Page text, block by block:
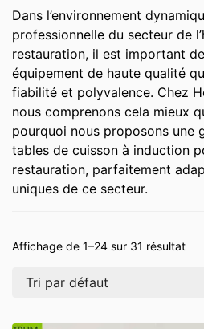
Dans l’environnement
professionnelle du secteur de
restauration, il est important
équipement de haute qualité
fiabilité et polyvalence. Chez
nous comprenons cela mieux
pourquoi nous proposons une
tables de cuisson à induction
restauration, parfaitement
uniques de ce secteur.
Affichage de 1–24 sur 31 résultat